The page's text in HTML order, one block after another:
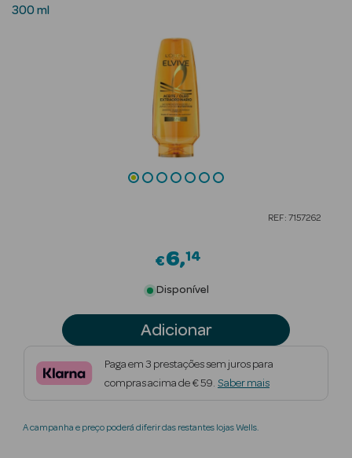
Beauty Season
Beauty Season
Beauty Season
300 ml
REF: 7157262
€6 14
Disponível
Adicionar
Paga em 3 prestações sem juros para
compras acima de € 59. Saber mais
A campanha e preço poderá diferir das restantes lojas Wells.